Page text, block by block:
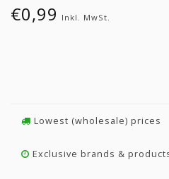
€0,99 Inkl. MwSt.
Lowest (wholesale) prices
Exclusive brands &